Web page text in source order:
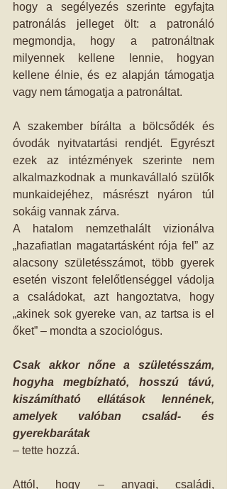
hogy a segélyezés szerinte egyfajta
patronálás jelleget ölt: a patronáló
megmondja, hogy a patronáltnak
milyennek kellene lennie, hogyan
kellene élnie, és ez alapján támogatja
vagy nem támogatja a patronáltat.
A szakember bírálta a bölcsődék és
óvodák nyitvatartási rendjét. Egyrészt
ezek az intézmények szerinte nem
alkalmazkodnak a munkavállaló szülők
munkaidejéhez, másrészt nyáron túl
sokáig vannak zárva.
A hatalom nemzethalált vizionálva
„hazafiatlan magatartásként rója fel” az
alacsony születésszámot, több gyerek
esetén viszont felelőtlenséggel vádolja
a családokat, azt hangoztatva, hogy
„akinek sok gyereke van, az tartsa is el
őket” – mondta a szociológus.
Csak akkor nőne a születésszám,
hogyha megbízható, hosszú távú,
kiszámítható ellátások lennének,
amelyek valóban család- és
gyerekbarátak
– tette hozzá.
Attól, hogy – anyagi, családi,